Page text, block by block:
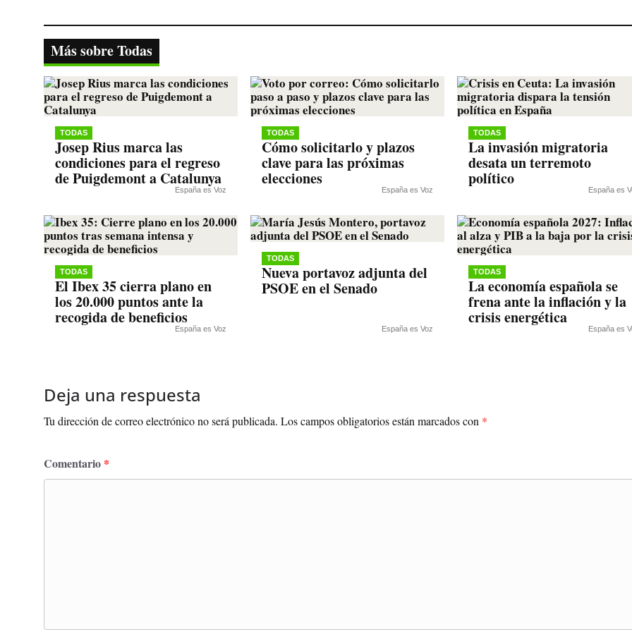
bo
ok
tte
r
ts
A
pp
gr
a
m
y
nk
Más sobre Todas
TODAS
Josep Rius marca las
condiciones para el regreso
de Puigdemont a Catalunya
España es Voz
TODAS
Cómo solicitarlo y plazos
clave para las próximas
elecciones
España es Voz
TODAS
La invasión migratoria
desata un terremoto
político
España es
TODAS
El Ibex 35 cierra plano en
los 20.000 puntos ante la
recogida de beneficios
España es Voz
TODAS
Nueva portavoz adjunta del
PSOE en el Senado
España es Voz
TODAS
La economía española se
frena ante la inflación y la
crisis energética
España es
Deja una respuesta
Tu dirección de correo electrónico no será publicada. Los campos obligatorios están marcados con *
Comentario *